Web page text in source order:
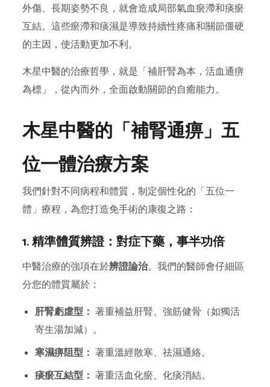
外傷、長期姿勢不良，就會造成局部氣血瘀滯和痰瘀
互結。這些瘀滯和痰濕是導致持續性疼痛和關節僵硬
的主因，使活動更加不利。
木星中醫的治療哲學，就是「補肝腎為本，活血通痹
為標」，從內而外，全面啟動關節的自癒能力。
木星中醫的「補腎通痹」五
位一體治療方案
我們針對不同病程和體質，制定個性化的「五位一
體」療程，為您打造免手術的康復之路：
1. 精準體質辨證：對症下藥，事半功倍
中醫治療的強項在於辨證論治。我們的醫師會仔細區
分您的體質屬於：
肝腎虧虛型： 著重補益肝腎、強筋健骨（如獨活
寄生湯加減）。
寒濕痹阻型： 著重溫經散寒、祛濕通絡。
痰瘀互結型： 著重活血化瘀、化痰消結。